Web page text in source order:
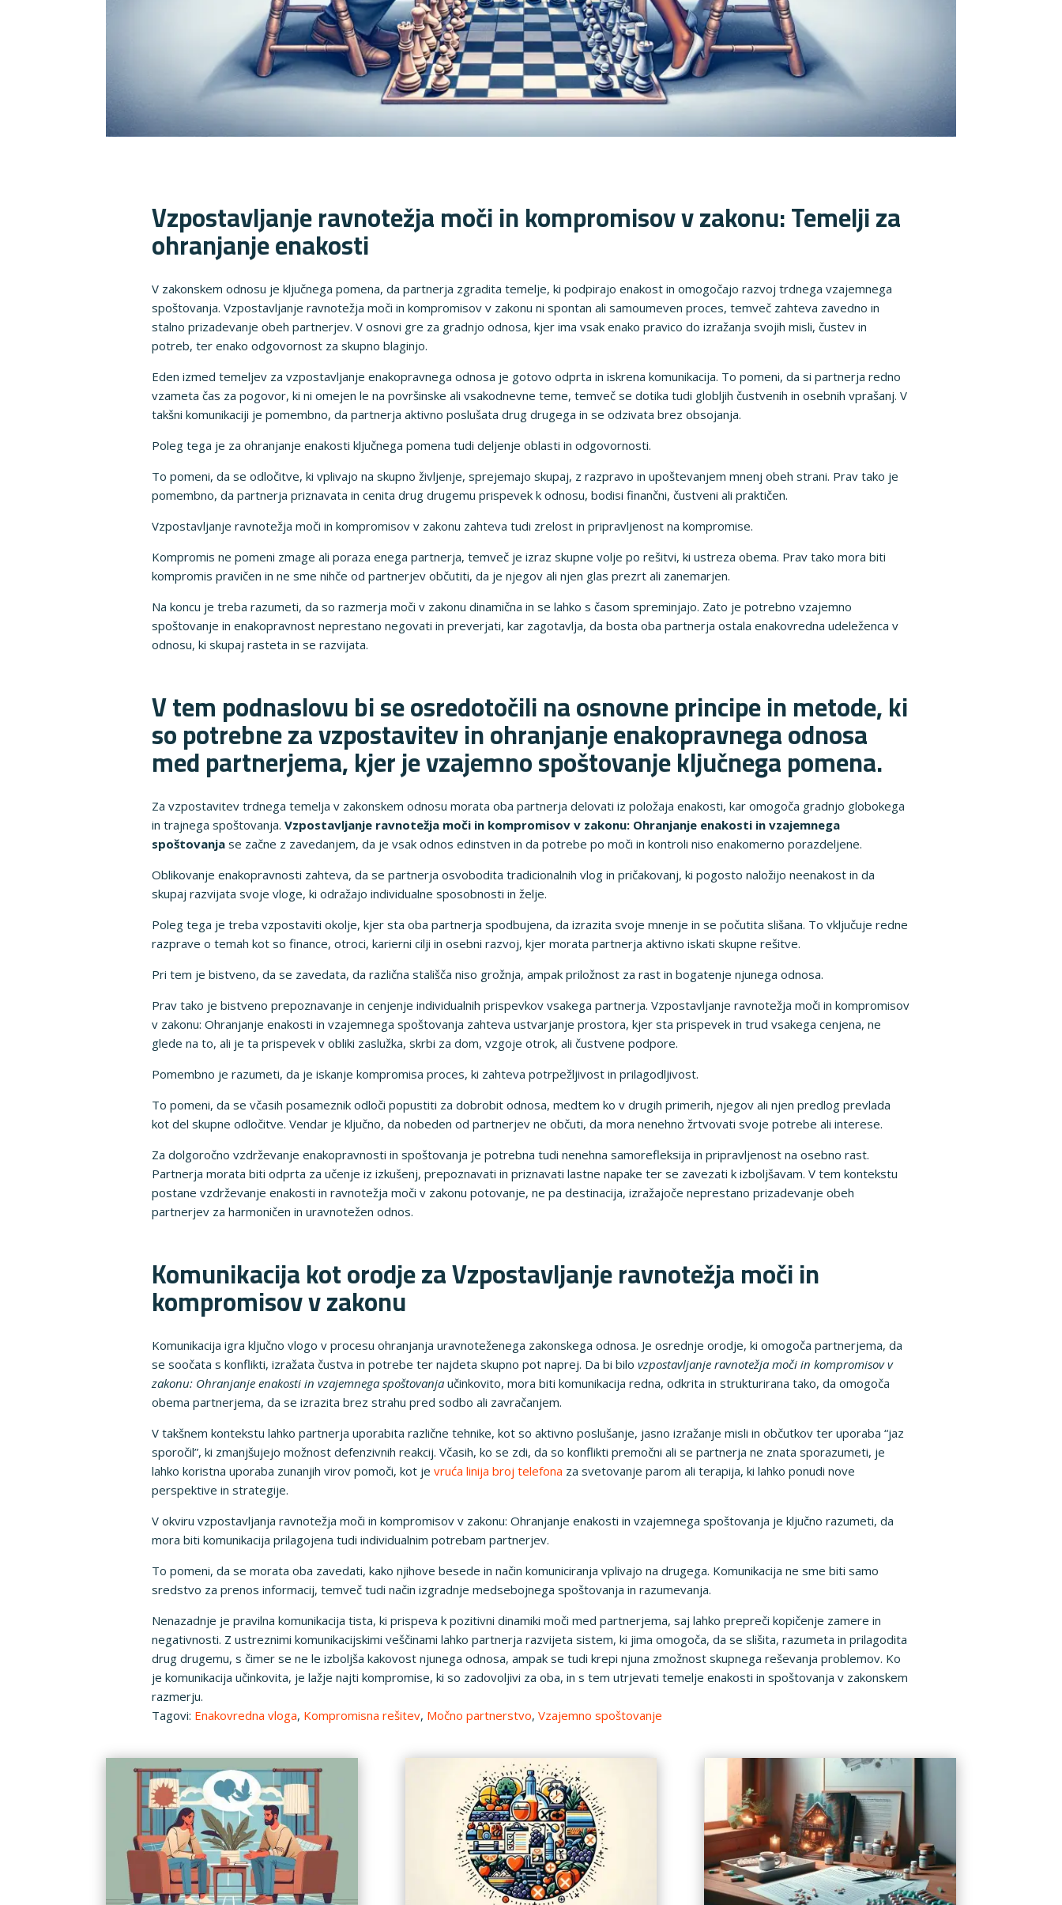
Vzpostavljanje ravnotežja moči in kompromisov v zakonu: Temelji za
ohranjanje enakosti
V zakonskem odnosu je ključnega pomena, da partnerja zgradita temelje, ki podpirajo enakost in omogočajo razvoj trdnega vzajemnega
spoštovanja. Vzpostavljanje ravnotežja moči in kompromisov v zakonu ni spontan ali samoumeven proces, temveč zahteva zavedno in
stalno prizadevanje obeh partnerjev. V osnovi gre za gradnjo odnosa, kjer ima vsak enako pravico do izražanja svojih misli, čustev in
potreb, ter enako odgovornost za skupno blaginjo.
Eden izmed temeljev za vzpostavljanje enakopravnega odnosa je gotovo odprta in iskrena komunikacija. To pomeni, da si partnerja redno
vzameta čas za pogovor, ki ni omejen le na površinske ali vsakodnevne teme, temveč se dotika tudi globljih čustvenih in osebnih vprašanj. V
takšni komunikaciji je pomembno, da partnerja aktivno poslušata drug drugega in se odzivata brez obsojanja.
Poleg tega je za ohranjanje enakosti ključnega pomena tudi deljenje oblasti in odgovornosti.
To pomeni, da se odločitve, ki vplivajo na skupno življenje, sprejemajo skupaj, z razpravo in upoštevanjem mnenj obeh strani. Prav tako je
pomembno, da partnerja priznavata in cenita drug drugemu prispevek k odnosu, bodisi finančni, čustveni ali praktičen.
Vzpostavljanje ravnotežja moči in kompromisov v zakonu zahteva tudi zrelost in pripravljenost na kompromise.
Kompromis ne pomeni zmage ali poraza enega partnerja, temveč je izraz skupne volje po rešitvi, ki ustreza obema. Prav tako mora biti
kompromis pravičen in ne sme nihče od partnerjev občutiti, da je njegov ali njen glas prezrt ali zanemarjen.
Na koncu je treba razumeti, da so razmerja moči v zakonu dinamična in se lahko s časom spreminjajo. Zato je potrebno vzajemno
spoštovanje in enakopravnost neprestano negovati in preverjati, kar zagotavlja, da bosta oba partnerja ostala enakovredna udeleženca v
odnosu, ki skupaj rasteta in se razvijata.
V tem podnaslovu bi se osredotočili na osnovne principe in metode, ki
so potrebne za vzpostavitev in ohranjanje enakopravnega odnosa
med partnerjema, kjer je vzajemno spoštovanje ključnega pomena.
Za vzpostavitev trdnega temelja v zakonskem odnosu morata oba partnerja delovati iz položaja enakosti, kar omogoča gradnjo globokega
in trajnega spoštovanja. Vzpostavljanje ravnotežja moči in kompromisov v zakonu: Ohranjanje enakosti in vzajemnega
spoštovanja se začne z zavedanjem, da je vsak odnos edinstven in da potrebe po moči in kontroli niso enakomerno porazdeljene.
Oblikovanje enakopravnosti zahteva, da se partnerja osvobodita tradicionalnih vlog in pričakovanj, ki pogosto naložijo neenakost in da
skupaj razvijata svoje vloge, ki odražajo individualne sposobnosti in želje.
Poleg tega je treba vzpostaviti okolje, kjer sta oba partnerja spodbujena, da izrazita svoje mnenje in se počutita slišana. To vključuje redne
razprave o temah kot so finance, otroci, karierni cilji in osebni razvoj, kjer morata partnerja aktivno iskati skupne rešitve.
Pri tem je bistveno, da se zavedata, da različna stališča niso grožnja, ampak priložnost za rast in bogatenje njunega odnosa.
Prav tako je bistveno prepoznavanje in cenjenje individualnih prispevkov vsakega partnerja. Vzpostavljanje ravnotežja moči in kompromisov
v zakonu: Ohranjanje enakosti in vzajemnega spoštovanja zahteva ustvarjanje prostora, kjer sta prispevek in trud vsakega cenjena, ne
glede na to, ali je ta prispevek v obliki zaslužka, skrbi za dom, vzgoje otrok, ali čustvene podpore.
Pomembno je razumeti, da je iskanje kompromisa proces, ki zahteva potrpežljivost in prilagodljivost.
To pomeni, da se včasih posameznik odloči popustiti za dobrobit odnosa, medtem ko v drugih primerih, njegov ali njen predlog prevlada
kot del skupne odločitve. Vendar je ključno, da nobeden od partnerjev ne občuti, da mora nenehno žrtvovati svoje potrebe ali interese.
Za dolgoročno vzdrževanje enakopravnosti in spoštovanja je potrebna tudi nenehna samorefleksija in pripravljenost na osebno rast.
Partnerja morata biti odprta za učenje iz izkušenj, prepoznavati in priznavati lastne napake ter se zavezati k izboljšavam. V tem kontekstu
postane vzdrževanje enakosti in ravnotežja moči v zakonu potovanje, ne pa destinacija, izražajoče neprestano prizadevanje obeh
partnerjev za harmoničen in uravnotežen odnos.
Komunikacija kot orodje za Vzpostavljanje ravnotežja moči in
kompromisov v zakonu
Komunikacija igra ključno vlogo v procesu ohranjanja uravnoteženega zakonskega odnosa. Je osrednje orodje, ki omogoča partnerjema, da
se soočata s konflikti, izražata čustva in potrebe ter najdeta skupno pot naprej. Da bi bilo vzpostavljanje ravnotežja moči in kompromisov v
zakonu: Ohranjanje enakosti in vzajemnega spoštovanja učinkovito, mora biti komunikacija redna, odkrita in strukturirana tako, da omogoča
obema partnerjema, da se izrazita brez strahu pred sodbo ali zavračanjem.
V takšnem kontekstu lahko partnerja uporabita različne tehnike, kot so aktivno poslušanje, jasno izražanje misli in občutkov ter uporaba “jaz
sporočil”, ki zmanjšujejo možnost defenzivnih reakcij. Včasih, ko se zdi, da so konflikti premočni ali se partnerja ne znata sporazumeti, je
lahko koristna uporaba zunanjih virov pomoči, kot je vruća linija broj telefona za svetovanje parom ali terapija, ki lahko ponudi nove
perspektive in strategije.
V okviru vzpostavljanja ravnotežja moči in kompromisov v zakonu: Ohranjanje enakosti in vzajemnega spoštovanja je ključno razumeti, da
mora biti komunikacija prilagojena tudi individualnim potrebam partnerjev.
To pomeni, da se morata oba zavedati, kako njihove besede in način komuniciranja vplivajo na drugega. Komunikacija ne sme biti samo
sredstvo za prenos informacij, temveč tudi način izgradnje medsebojnega spoštovanja in razumevanja.
Nenazadnje je pravilna komunikacija tista, ki prispeva k pozitivni dinamiki moči med partnerjema, saj lahko prepreči kopičenje zamere in
negativnosti. Z ustreznimi komunikacijskimi veščinami lahko partnerja razvijeta sistem, ki jima omogoča, da se slišita, razumeta in prilagodita
drug drugemu, s čimer se ne le izboljša kakovost njunega odnosa, ampak se tudi krepi njuna zmožnost skupnega reševanja problemov. Ko
je komunikacija učinkovita, je lažje najti kompromise, ki so zadovoljivi za oba, in s tem utrjevati temelje enakosti in spoštovanja v zakonskem
razmerju.
Tagovi: Enakovredna vloga, Kompromisna rešitev, Močno partnerstvo, Vzajemno spoštovanje